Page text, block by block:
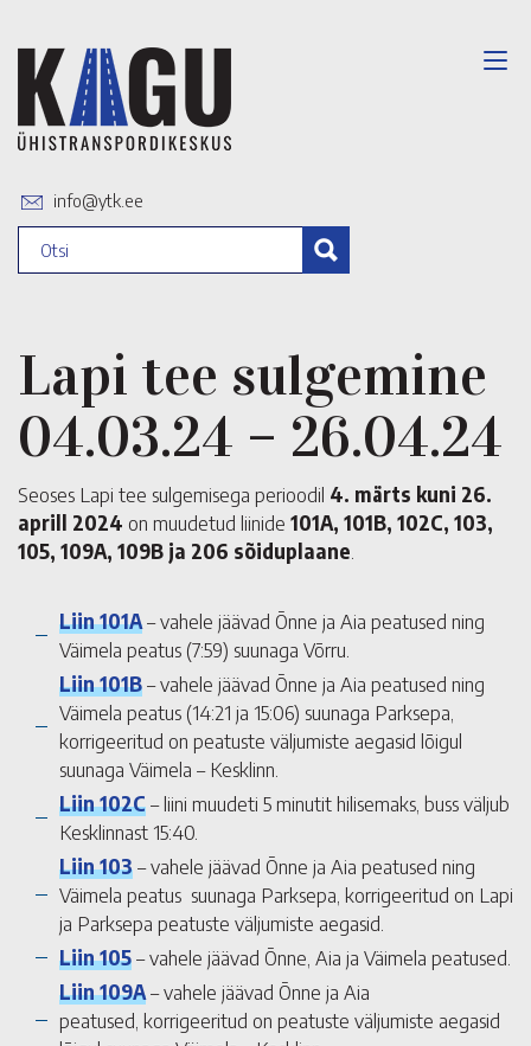
info@ytk.ee
Lapi tee sulgemine
04.03.24 – 26.04.24
Seoses Lapi tee sulgemisega perioodil 4. märts kuni 26.
aprill 2024 on muudetud liinide 101A, 101B, 102C, 103,
105, 109A, 109B ja 206 sõiduplaane
Liin 101A– vahele jäävad Õnne ja Aia peatused ning
Väimela peatus (7:59) suunaga Võrru.
Liin 101B– vahele jäävad Õnne ja Aia peatused ning
Väimela peatus (14:21 ja 15:06) suunaga Parksepa,
korrigeeritud on peatuste väljumiste aegasid lõigul
suunaga Väimela – Kesklinn.
Liin 102C– liini muudeti 5 minutit hilisemaks, buss väljub
Kesklinnast 15:40.
Liin 103– vahele jäävad Õnne ja Aia peatused ning
Väimela peatus suunaga Parksepa, korrigeeritud on Lapi
ja Parksepa peatuste väljumiste aegasid.
Liin 105– vahele jäävad Õnne, Aia ja Väimela peatused.
Liin 109A– vahele jäävad Õnne ja Aia
peatused, korrigeeritud on peatuste väljumiste aegasid